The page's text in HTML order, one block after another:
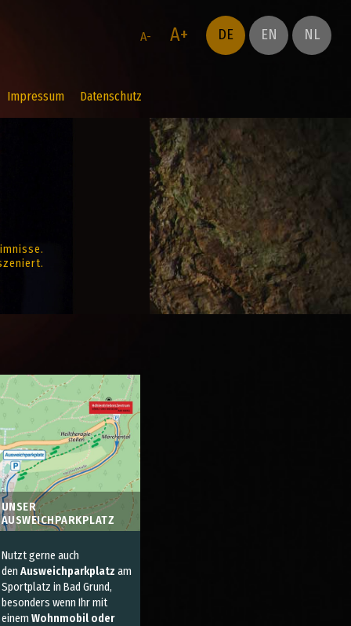
Datenschutz
Impressum
UNSER
AUSWEICHPARKPLATZ
Nutzt gerne auch
den Ausweichparkplatz am
Sportplatz in Bad Grund,
besonders wenn Ihr mit
einem Wohnmobil oder
A- A+ DE EN NL